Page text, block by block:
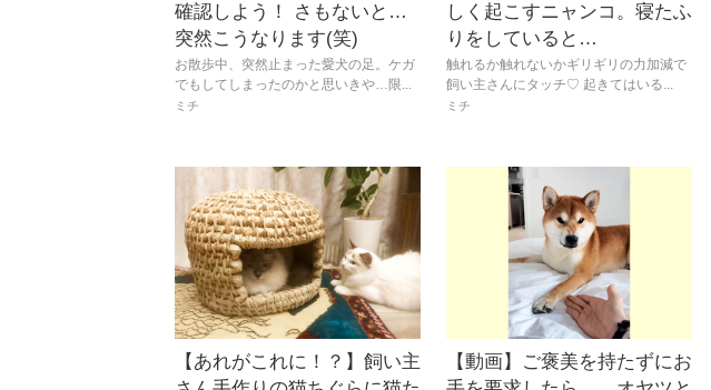
確認しよう！ さもないと…
突然こうなります(笑)
お散歩中、突然止まった愛犬の足。ケガ
でもしてしまったのかと思いきや…限...
ミチ
しく起こすニャンコ。寝たふ
りをしていると…
触れるか触れないかギリギリの力加減で
飼い主さんにタッチ♡ 起きてはいる...
ミチ
【あれがこれに！？】飼い主
【動画】ご褒美を持たずにお